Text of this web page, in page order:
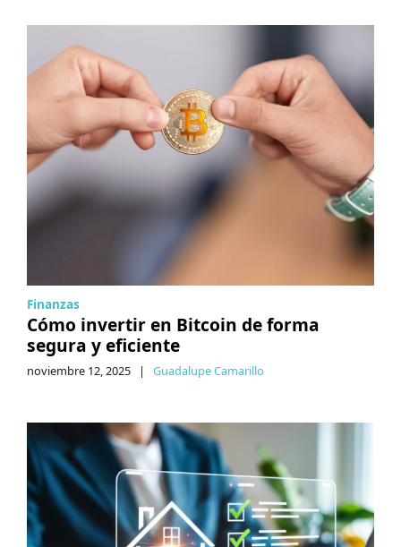
Finanzas
Cómo invertir en Bitcoin de forma
segura y eficiente
noviembre 12, 2025 | Guadalupe Camarillo